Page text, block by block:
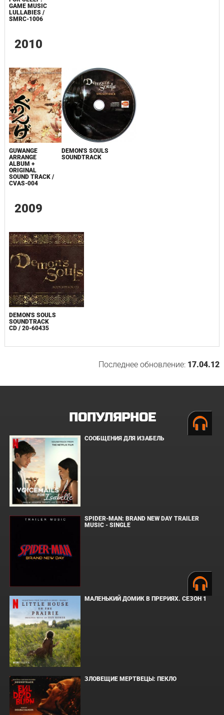
GAME MUSIC
LULLABIES /
SMRC-1006
2010
GUWANGE
ARRANGE
ALBUM +
ORIGINAL
SOUND TRACK /
CVAS-004
DEMON'S SOULS
SOUNDTRACK
2009
DEMON'S SOULS
SOUNDTRACK
CD / 20-60435
Последнее обновление: 17.04.12
ПОПУЛЯРНОЕ
СООБЩЕНИЯ ДЛЯ ИЗАБЕЛЬ
SPIDER-MAN: BRAND NEW DAY TRAILER
MUSIC - SINGLE
МАЛЕНЬКИЙ ДОМИК В ПРЕРИЯХ. СЕЗОН 1
ЗЛОВЕЩИЕ МЕРТВЕЦЫ: ПЕКЛО